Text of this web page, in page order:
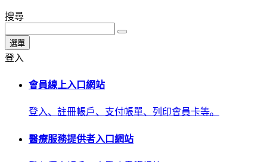
搜尋
選單
登入
會員線上入口網站
登入、註冊帳戶、支付帳單、列印會員卡等。
醫療服務提供者入口網站